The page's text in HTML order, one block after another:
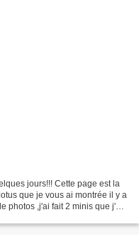
jours!!! Cette page est la
que je vous ai montrée il y a
photos ,j'ai fait 2 minis que j'ai